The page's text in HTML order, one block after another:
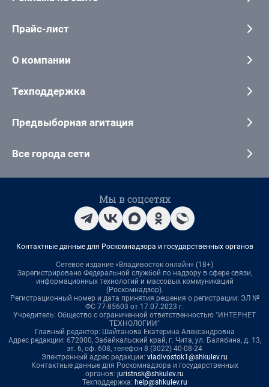
Прайс-лист
О компании
Техподдержка
Предвыборная агитация
Все города сети
Мы в соцсетях
Контактные данные для Роскомнадзора и государственных органов
Сетевое издание «Владивосток онлайн» (18+)
Зарегистрировано Федеральной службой по надзору в сфере связи,
информационных технологий и массовых коммуникаций
(Роскомнадзор).
Регистрационный номер и дата принятия решения о регистрации: ЭЛ №
ФС 77-85603 от 17.07.2023 г.
Учредитель: Общество с ограниченной ответственностью "ИНТЕРНЕТ
ТЕХНОЛОГИИ"
Главный редактор: Шайтанова Екатерина Александровна
Адрес редакции: 672000, Забайкальский край, г. Чита, ул. Балябина, д. 13,
эт. 6, оф. 608, телефон 8 (3022) 40-08-24
Электронный адрес редакции: vladivostok1@shkulev.ru
Контактные данные для Роскомнадзора и государственных
органов: juristnsk@shkulev.ru
Техподдержка: help@shkulev.ru